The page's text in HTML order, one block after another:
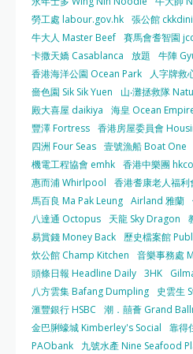
勞工處 labour.gov.hk 張公館
牛大人 Master Beef 賽馬會耆智園
卡撒天嬌 Casablanca
放題
牛陣
香港海洋公園 Ocean Park
人字牌救
嗇色園 Sik Sik Yuen
山‧灘拯救隊
殿大喜屋 daikiya
海皇 Ocean
豐澤 Fortress 香港房屋委員會
四洲 Four Seas 壹號漁船 Boat One
機電工程協會 emhk 香港中樂團 hkco
惠而浦 Whirlpool
香港耆康老人福
馬百良 Ma Pak Leung Airland 雅蘭
八達通 Octopus
天龍 Sky Dragon
易賞錢 Money Back
歷史檔案館
炊公館 Champ Kitchen
音樂事務處
頭條日報 Headline Daily 3HK
八方雲集 Bafang Dumpling
史雲生
滙豐銀行 HSBC
潮．囍薈 Grand
金巴脷蠔城 Kimberley's Social
靠得
PAObank
九號水產 Nine Seafood